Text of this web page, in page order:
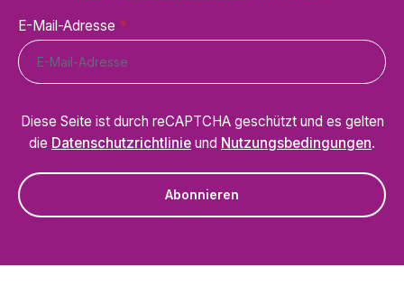
E-Mail-Adresse *
Diese Seite ist durch reCAPTCHA geschützt und es gelten
die Datenschutzrichtlinie und Nutzungsbedingungen.
Abonnieren